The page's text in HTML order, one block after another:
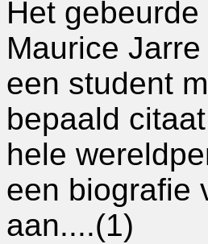
Het
Maurice
een student
bepaald
hele
een biografie
aan....(1)